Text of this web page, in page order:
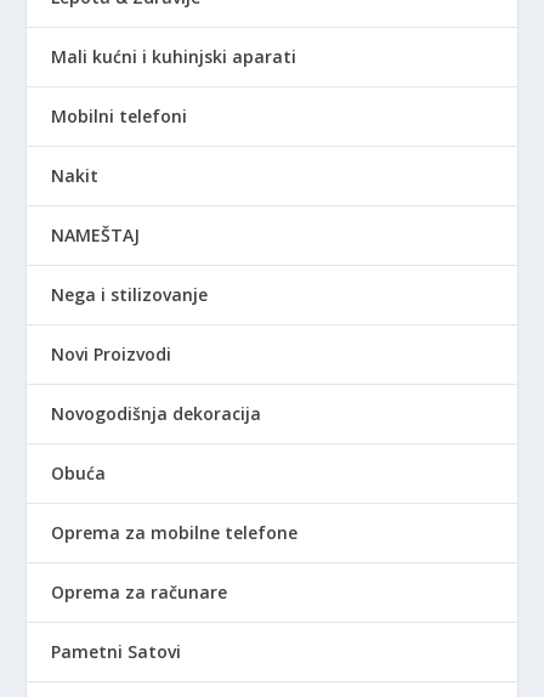
Mali kućni i kuhinjski aparati
Mobilni telefoni
Nakit
NAMEŠTAJ
Nega i stilizovanje
Novi Proizvodi
Novogodišnja dekoracija
Obuća
Oprema za mobilne telefone
Oprema za računare
Pametni Satovi